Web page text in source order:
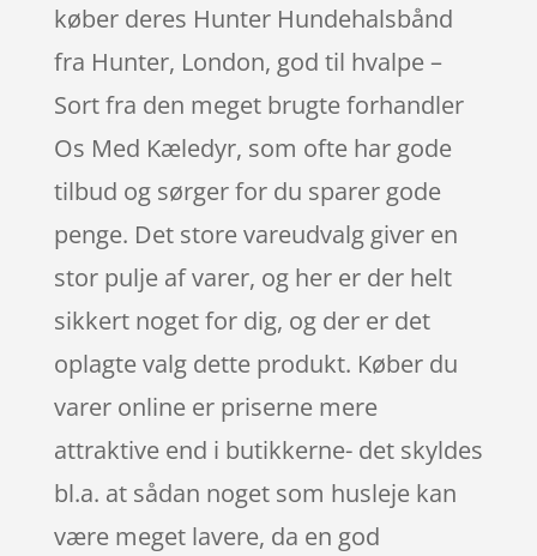
køber deres Hunter Hundehalsbånd
fra Hunter, London, god til hvalpe –
Sort fra den meget brugte forhandler
Os Med Kæledyr, som ofte har gode
tilbud og sørger for du sparer gode
penge. Det store vareudvalg giver en
stor pulje af varer, og her er der helt
sikkert noget for dig, og der er det
oplagte valg dette produkt. Køber du
varer online er priserne mere
attraktive end i butikkerne- det skyldes
bl.a. at sådan noget som husleje kan
være meget lavere, da en god